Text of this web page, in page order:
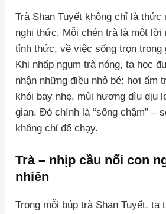
Trà Shan Tuyết không chỉ là thức
nghi thức. Mỗi chén trà là một
tỉnh thức, về việc sống trọn trong
Khi nhấp ngụm trà nóng, ta học
nhận những điều nhỏ bé: hơi ấm
khói bay nhẹ, mùi hương dìu dịu
gian. Đó chính là “sống chậm” –
không chỉ để chạy.
Trà – nhịp cầu nối con
nhiên
Trong mỗi búp trà Shan Tuyết, ta